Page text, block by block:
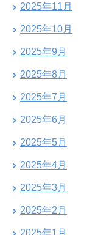
2025年11月
2025年10月
2025年9月
2025年8月
2025年7月
2025年6月
2025年5月
2025年4月
2025年3月
2025年2月
2025年1月